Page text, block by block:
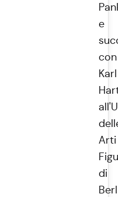
e
con
Karl
Arti
di